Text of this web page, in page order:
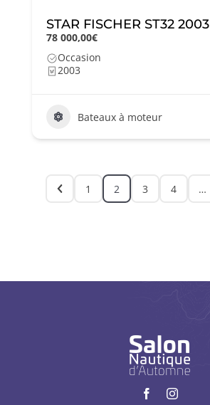
STAR FISCHER ST32 2003
78 000,00€
Occasion
2003
Bateaux à moteur
1 2 3 4 …